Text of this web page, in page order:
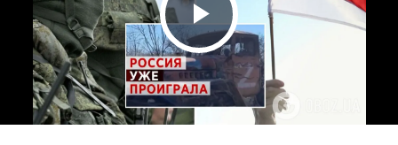
Play Video